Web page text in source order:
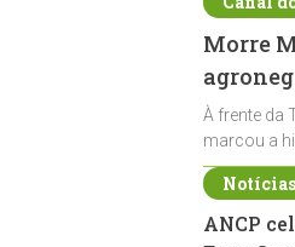
Morre
À frente da
marcou a
ANCP